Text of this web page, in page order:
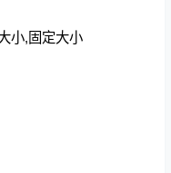
小,固定大小